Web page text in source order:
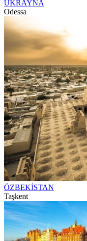
UKRAYNA
Odessa
ÖZBEKİSTAN
Taşkent